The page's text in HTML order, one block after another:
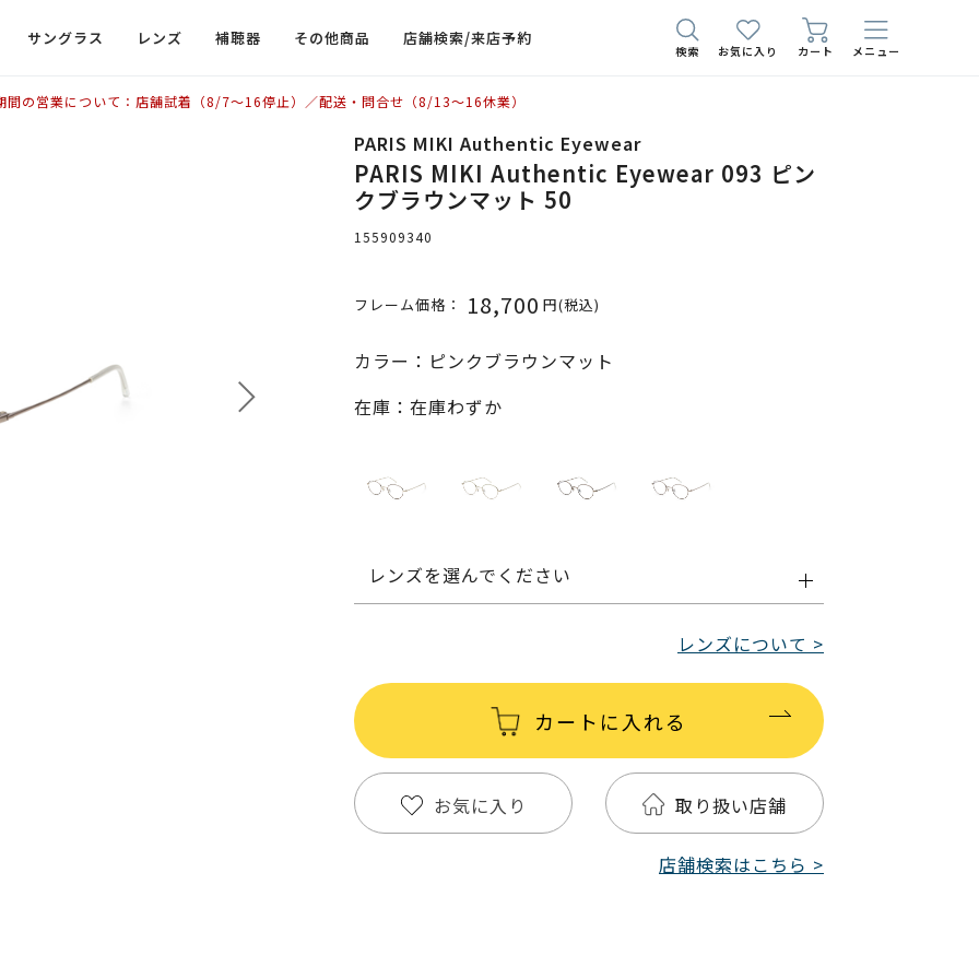
サングラス レンズ 補聴器 その他商品 店舗検索/来店予約
検索 お気に入り カート メニュー
間の営業について：店舗試着（8/7〜16停止）／配送・問合せ（8/13〜16休業）
PARIS MIKI Authentic Eyewear
PARIS MIKI Authentic Eyewear 093 ピン
クブラウンマット 50
155909340
フレーム価格： 18,700 円(税込)
カラー：ピンクブラウンマット
在庫：在庫わずか
レンズを選んでください
レンズについて >
カートに入れる
お気に入り 取り扱い店舗
店舗検索はこちら >